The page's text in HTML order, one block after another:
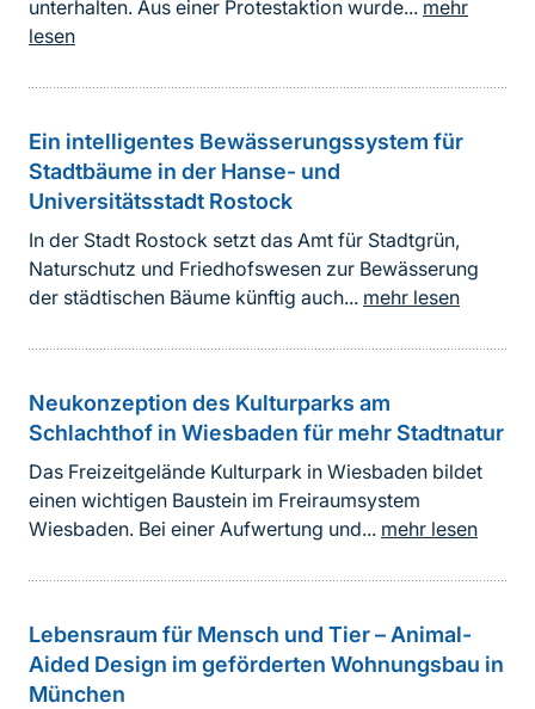
unterhalten. Aus einer Protestaktion wurde... mehr
lesen
Ein intelligentes Bewässerungssystem für
Stadtbäume in der Hanse- und
Universitätsstadt Rostock
In der Stadt Rostock setzt das Amt für Stadtgrün,
Naturschutz und Friedhofswesen zur Bewässerung
der städtischen Bäume künftig auch... mehr lesen
Neukonzeption des Kulturparks am
Schlachthof in Wiesbaden für mehr Stadtnatur
Das Freizeitgelände Kulturpark in Wiesbaden bildet
einen wichtigen Baustein im Freiraumsystem
Wiesbaden. Bei einer Aufwertung und... mehr lesen
Lebensraum für Mensch und Tier – Animal-
Aided Design im geförderten Wohnungsbau in
München